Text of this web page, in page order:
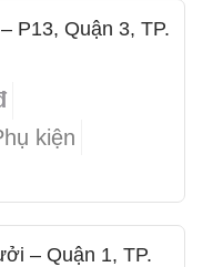
P13, Quận 3, TP.
kiện
– Quận 1, TP.